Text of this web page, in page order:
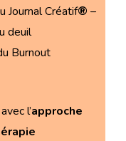
Journal Créatif® –
deuil
Burnout
l’approche